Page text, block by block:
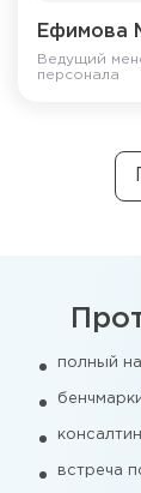
Ефимова
Ведущий
персонала
полный
встреча